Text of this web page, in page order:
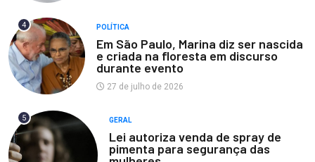
4 POLÍTICA
Em São Paulo, Marina diz ser nascida
e criada na floresta em discurso
durante evento
27 de julho de 2026
5 GERAL
Lei autoriza venda de spray de
pimenta para segurança das